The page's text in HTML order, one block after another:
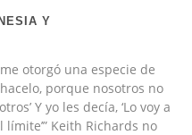
Y
otorgó una especie de
porque nosotros no
Y yo les decía, ‘Lo voy a
Keith Richards no